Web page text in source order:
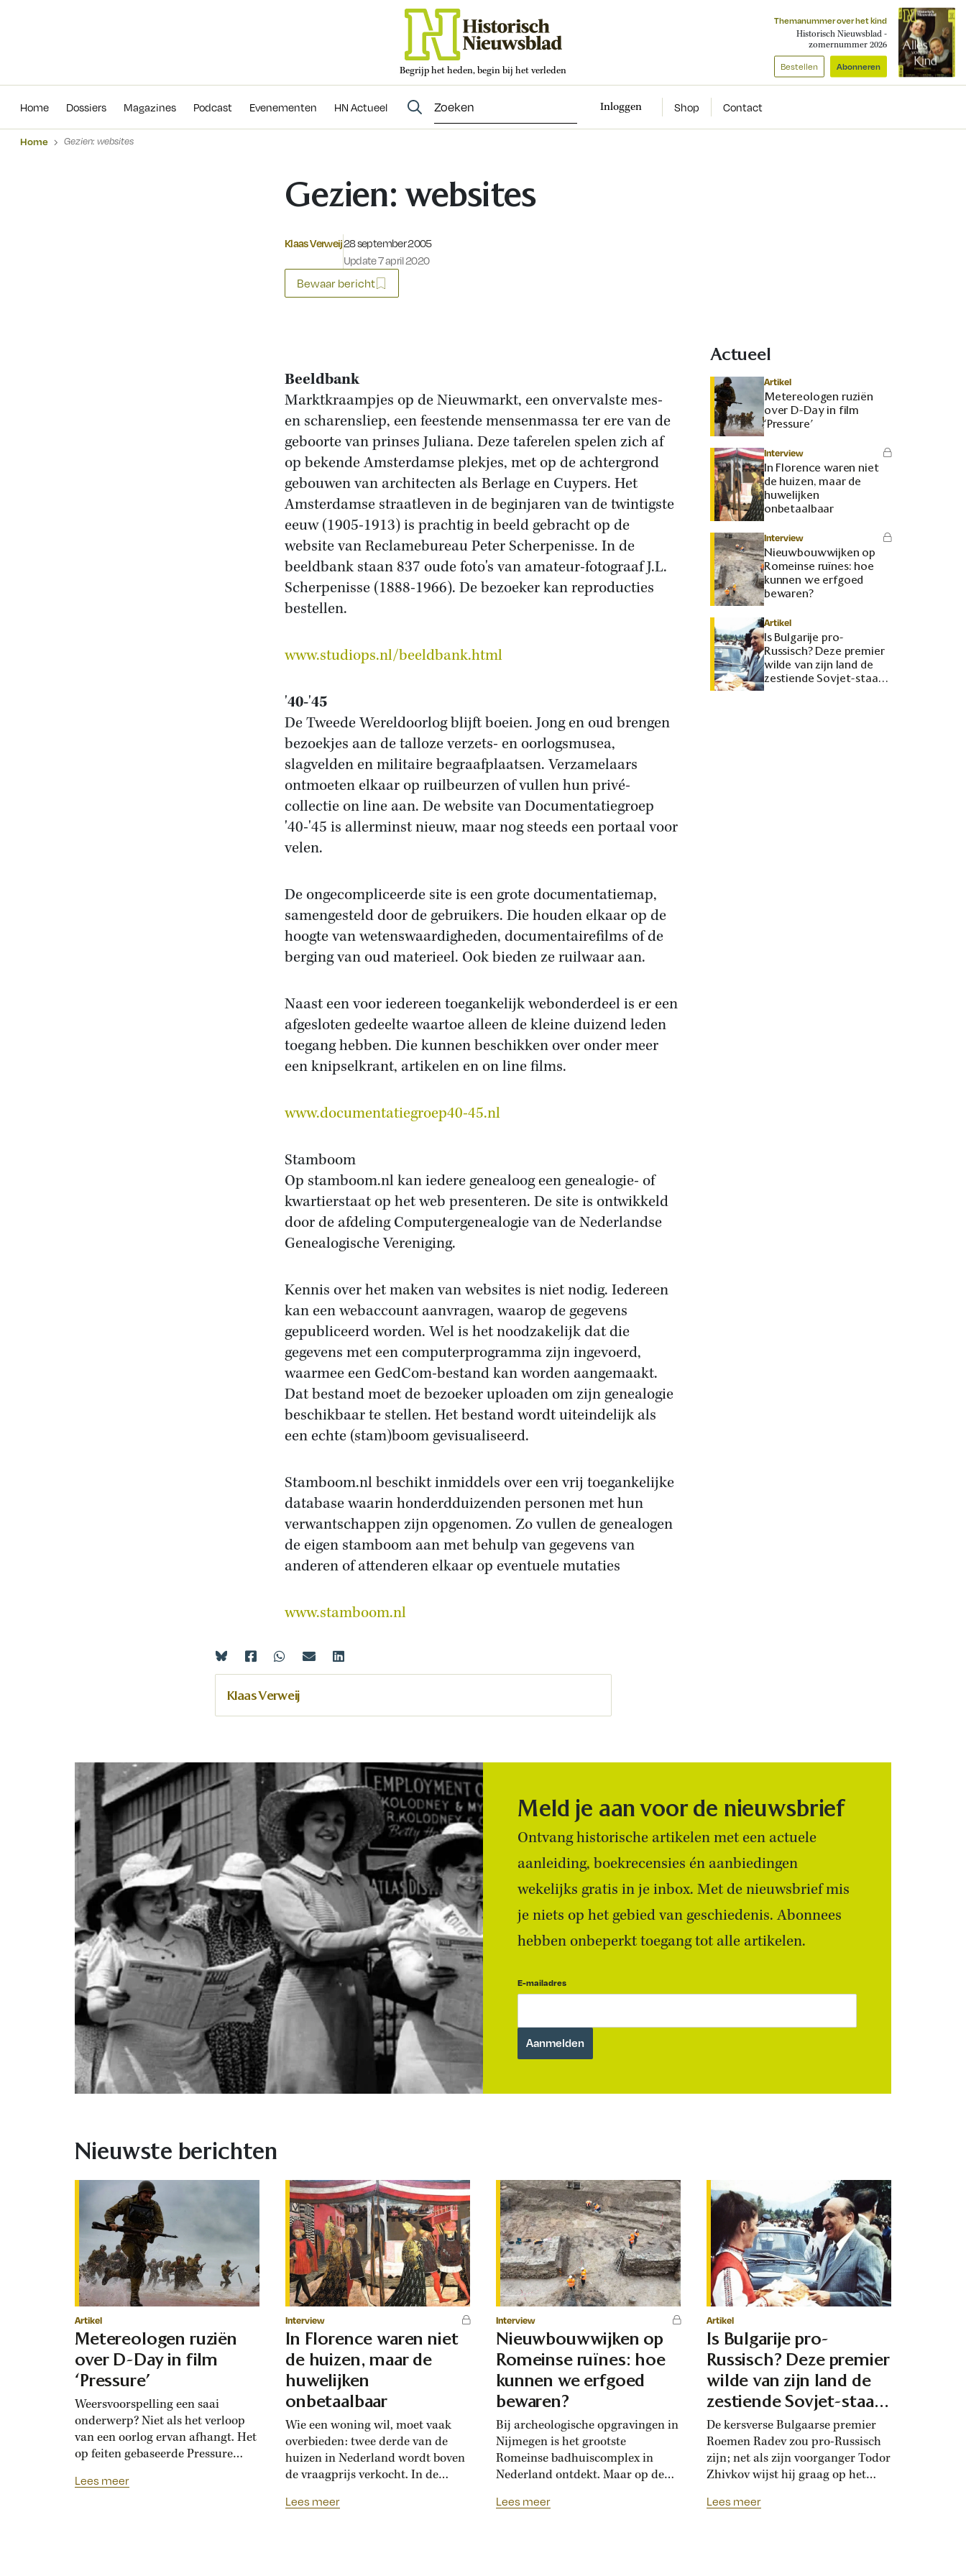
Begrijp het heden, begin bij het verleden
Themanummer over het kind
Historisch Nieuwsblad -
zomernummer 2026
Bestellen Abonneren
Home Dossiers Magazines Podcast Evenementen HN Actueel Inloggen Shop Contact
Evenementen
Home Gezien: websites
Gezien: websites
Klaas VerweijGepubliceerd op:
28 september 2005
Update 7 april 2020
Bewaar bericht
Beeldbank
Marktkraampjes op de Nieuwmarkt, een onvervalste mes-
en scharensliep, een feestende mensenmassa ter ere van de
geboorte van prinses Juliana. Deze taferelen spelen zich af
op bekende Amsterdamse plekjes, met op de achtergrond
gebouwen van architecten als Berlage en Cuypers. Het
Amsterdamse straatleven in de beginjaren van de twintigste
eeuw (1905-1913) is prachtig in beeld gebracht op de
website van Reclamebureau Peter Scherpenisse. In de
beeldbank staan 837 oude foto's van amateur-fotograaf J.L.
Scherpenisse (1888-1966). De bezoeker kan reproducties
bestellen.
www.studiops.nl/beeldbank.html
'40-'45
De Tweede Wereldoorlog blijft boeien. Jong en oud brengen
bezoekjes aan de talloze verzets- en oorlogsmusea,
slagvelden en militaire begraafplaatsen. Verzamelaars
ontmoeten elkaar op ruilbeurzen of vullen hun privé-
collectie on line aan. De website van Documentatiegroep
'40-'45 is allerminst nieuw, maar nog steeds een portaal voor
velen.
De ongecompliceerde site is een grote documentatiemap,
samengesteld door de gebruikers. Die houden elkaar op de
hoogte van wetenswaardigheden, documentairefilms of de
berging van oud materieel. Ook bieden ze ruilwaar aan.
Naast een voor iedereen toegankelijk webonderdeel is er een
afgesloten gedeelte waartoe alleen de kleine duizend leden
toegang hebben. Die kunnen beschikken over onder meer
een knipselkrant, artikelen en on line films.
www.documentatiegroep40-45.nl
Stamboom
Op stamboom.nl kan iedere genealoog een genealogie- of
kwartierstaat op het web presenteren. De site is ontwikkeld
door de afdeling Computergenealogie van de Nederlandse
Genealogische Vereniging.
Kennis over het maken van websites is niet nodig. Iedereen
kan een webaccount aanvragen, waarop de gegevens
gepubliceerd worden. Wel is het noodzakelijk dat die
gegevens met een computerprogramma zijn ingevoerd,
waarmee een GedCom-bestand kan worden aangemaakt.
Dat bestand moet de bezoeker uploaden om zijn genealogie
beschikbaar te stellen. Het bestand wordt uiteindelijk als
een echte (stam)boom gevisualiseerd.
Stamboom.nl beschikt inmiddels over een vrij toegankelijke
database waarin honderdduizenden personen met hun
verwantschappen zijn opgenomen. Zo vullen de genealogen
de eigen stamboom aan met behulp van gegevens van
anderen of attenderen elkaar op eventuele mutaties
www.stamboom.nl
Actueel
Artikel
Metereologen ruziën
over D-Day in film
‘Pressure’
Interview
In Florence waren niet
de huizen, maar de
huwelijken
onbetaalbaar
Interview
Nieuwbouwwijken op
Romeinse ruïnes: hoe
kunnen we erfgoed
bewaren?
Artikel
Is Bulgarije pro-
Russisch? Deze premier
wilde van zijn land de
zestiende Sovjet-staat
maken
Klaas Verweij
Meld je aan voor de nieuwsbrief
Ontvang historische artikelen met een actuele
aanleiding, boekrecensies én aanbiedingen
wekelijks gratis in je inbox. Met de nieuwsbrief mis
je niets op het gebied van geschiedenis. Abonnees
hebben onbeperkt toegang tot alle artikelen.
E-mailadres
Nieuwste berichten
Artikel
Metereologen ruziën
over D-Day in film
‘Pressure’
Weersvoorspelling een saai
onderwerp? Niet als het verloop
van een oorlog ervan afhangt. Het
op feiten gebaseerde Pressure
tussen geallieerde meteorologen
Lees meer
Interview
In Florence waren niet
de huizen, maar de
huwelijken
onbetaalbaar
Wie een woning wil, moet vaak
overbieden: twee derde van de
huizen in Nederland wordt boven
de vraagprijs verkocht. In de
ook last van overbiedingsgekte:
Lees meer
Interview
Nieuwbouwwijken op
Romeinse ruïnes: hoe
kunnen we erfgoed
bewaren?
Bij archeologische opgravingen in
Nijmegen is het grootste
Romeinse badhuiscomplex in
Nederland ontdekt. Maar op de
binnenkort een nieuwe woonwijk
Lees meer
Artikel
Is Bulgarije pro-
Russisch? Deze premier
wilde van zijn land de
zestiende Sovjet-staat
maken
De kersverse Bulgaarse premier
Roemen Radev zou pro-Russisch
zijn; net als zijn voorganger Todor
Zhivkov wijst hij graag op het
1878. Die vroegere premier was zo
Lees meer